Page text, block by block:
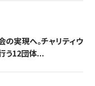
の実現へ。チャリティウ
う12団体...